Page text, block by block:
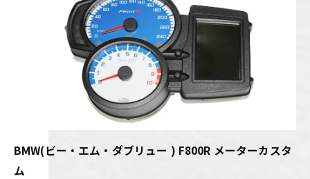
BMW(ビー・エム・ダブリュー ) F800R メーターカスタ
ム